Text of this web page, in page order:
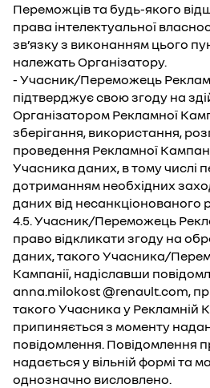
Переможців та будь-якого
права інтелектуальної
зв’язку з виконанням цього
належать Організатору.
- Учасник/Переможець
підтверджує свою згоду на
Організатором Рекламної
зберігання, використання,
проведення Рекламної
Учасника даних, в тому числі
дотриманням необхідних
даних від
4.5. Учасник/Переможець
право відкликати згоду на
даних, такого Учасника/
Кампанії, надіславши
anna.milokost @renault.com,
такого Учасника у Рекламній
припиняється з моменту
повідомлення. Повідомлення
надається у вільній формі та
однозначно висловлено.